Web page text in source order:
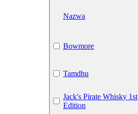
Nazwa
Bowmore
Tamdhu
Jack's Pirate Whisky 1st
Edition